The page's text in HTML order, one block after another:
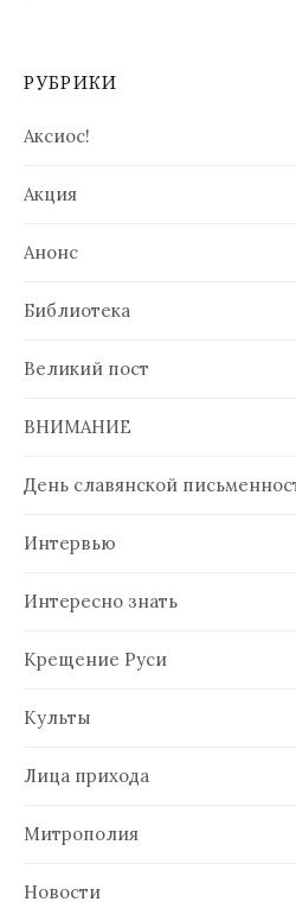
РУБРИКИ
Аксиос!
Акция
Анонс
Библиотека
Великий пост
ВНИМАНИЕ
День славянской
Интервью
Интересно знать
Крещение Руси
Культы
Лица прихода
Митрополия
Новости